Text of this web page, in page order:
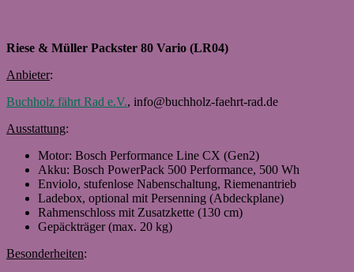
Riese & Müller Packster 80 Vario (LR04)
Anbieter:
Buchholz fährt Rad e.V., info@buchholz-faehrt-rad.de
Ausstattung:
Motor: Bosch Performance Line CX (Gen2)
Akku: Bosch PowerPack 500 Performance, 500 Wh
Enviolo, stufenlose Nabenschaltung, Riemenantrieb
Ladebox, optional mit Persenning (Abdeckplane)
Rahmenschloss mit Zusatzkette (130 cm)
Gepäckträger (max. 20 kg)
Besonderheiten: